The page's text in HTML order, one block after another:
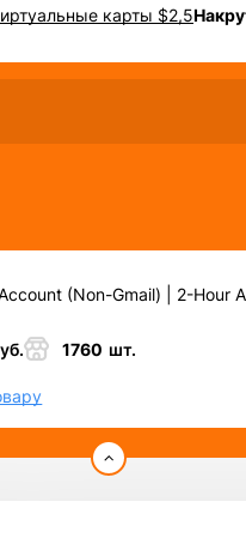
карты $2,5
(Non-Gmail) | 2-Hour
1760 шт.